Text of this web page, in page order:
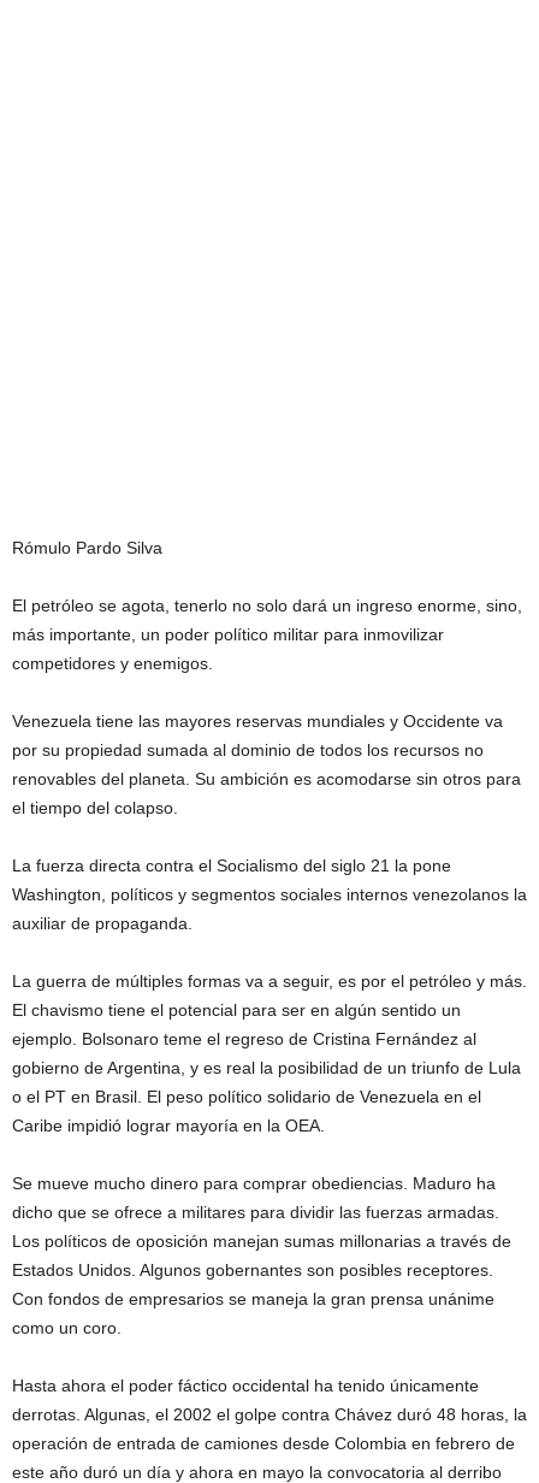
Rómulo Pardo Silva
El petróleo se agota, tenerlo no solo dará un ingreso enorme, sino,
más importante, un poder político militar para inmovilizar
competidores y enemigos.
Venezuela tiene las mayores reservas mundiales y Occidente va
por su propiedad sumada al dominio de todos los recursos no
renovables del planeta. Su ambición es acomodarse sin otros para
el tiempo del colapso.
La fuerza directa contra el Socialismo del siglo 21 la pone
Washington, políticos y segmentos sociales internos venezolanos la
auxiliar de propaganda.
La guerra de múltiples formas va a seguir, es por el petróleo y más.
El chavismo tiene el potencial para ser en algún sentido un
ejemplo. Bolsonaro teme el regreso de Cristina Fernández al
gobierno de Argentina, y es real la posibilidad de un triunfo de Lula
o el PT en Brasil. El peso político solidario de Venezuela en el
Caribe impidió lograr mayoría en la OEA.
Se mueve mucho dinero para comprar obediencias. Maduro ha
dicho que se ofrece a militares para dividir las fuerzas armadas.
Los políticos de oposición manejan sumas millonarias a través de
Estados Unidos. Algunos gobernantes son posibles receptores.
Con fondos de empresarios se maneja la gran prensa unánime
como un coro.
Hasta ahora el poder fáctico occidental ha tenido únicamente
derrotas. Algunas, el 2002 el golpe contra Chávez duró 48 horas, la
operación de entrada de camiones desde Colombia en febrero de
este año duró un día y ahora en mayo la convocatoria al derribo